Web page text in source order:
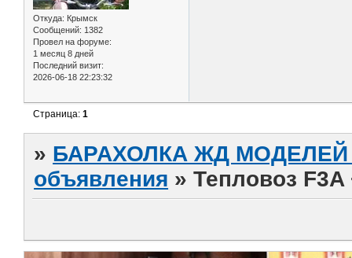
Откуда: Крымск
Сообщений: 1382
Провел на форуме:
1 месяц 8 дней
Последний визит:
2026-06-18 22:23:32
Страница:1
» БАРАХОЛКА ЖД МОДЕЛЕЙ
объявления »Тепловоз F3A